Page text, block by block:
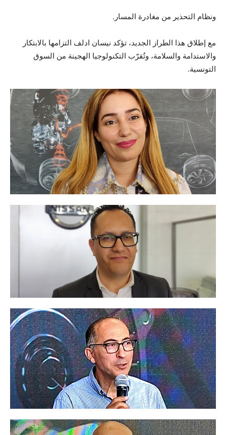
ونظام التحذير من مغادرة المسار.
مع إطلاق هذا الطراز الجديد، تؤكد نيسان ادلف التزامها بالابتكار
والاستدامة والسلامة، وتُقرّب التكنولوجيا الهجينة من السوق
التونسية.